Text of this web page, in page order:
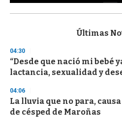
s
d
s
o
f
3
s
e
c
Últimas
04:30
“Desde que nació mi bebé
lactancia, sexualidad y
04:06
La lluvia que no para,
de césped de Maroñas